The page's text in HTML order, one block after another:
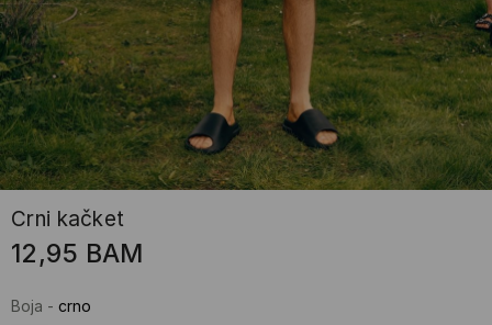
Crni kačket
12,95 BAM
Boja - crno